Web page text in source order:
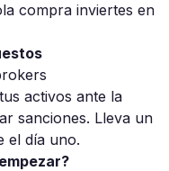
compra inviertes en
activos ante la
sanciones. Lleva un
el día uno.